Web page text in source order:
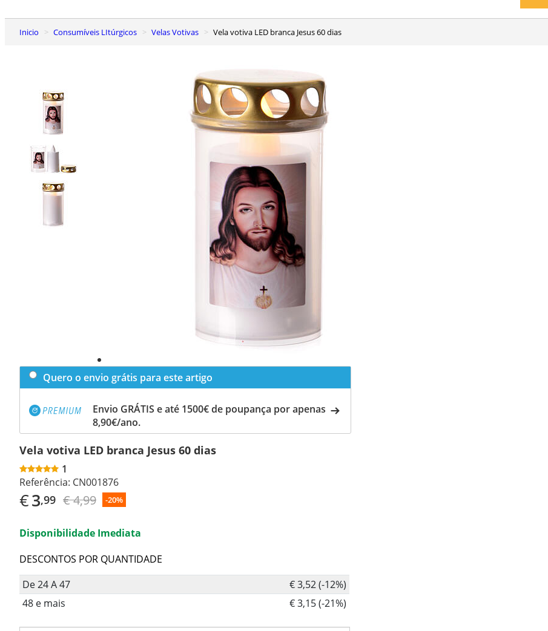
Inicio Consumíveis LItúrgicos Velas Votivas Vela votiva LED branca Jesus 60 dias
Quero o envio grátis para este artigo
Envio GRÁTIS e até 1500€ de poupança por apenas
8,90€/ano.
Vela votiva LED branca Jesus 60 dias
1
Referência: CN001876
€3,99 € 4,99 -20%
Disponibilidade Imediata
DESCONTOS POR QUANTIDADE
De 24 A 47
€ 3,52 (-12%)
48 e mais
€ 3,15 (-21%)